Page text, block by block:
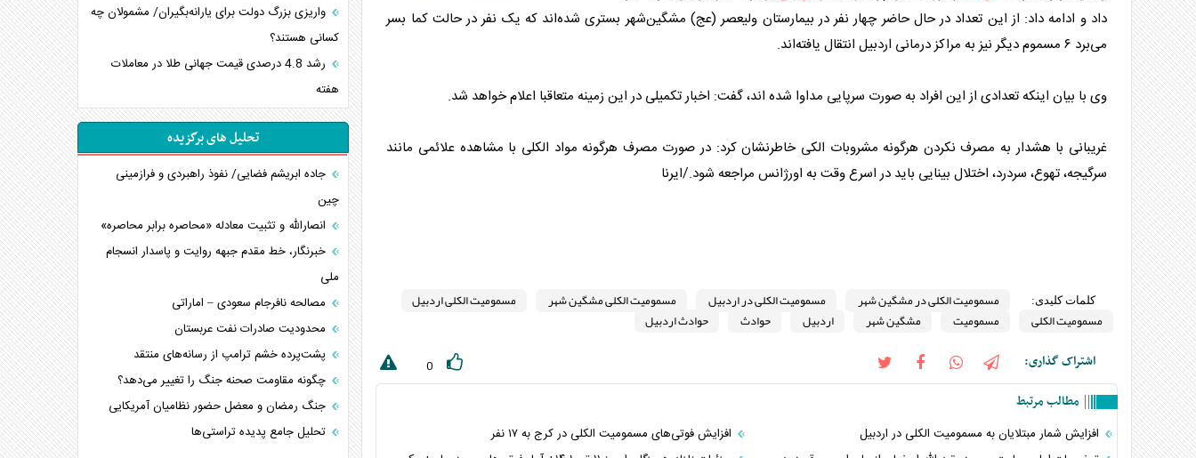
داد و ادامه داد: از این تعداد در حال حاضر چهار نفر در بیمارستان ولیعصر (عج) مشگین‌شهر بستری شده‌اند که یک نفر در حالت کما بسر
می‌برد ۶ مسموم دیگر نیز به مراکز درمانی
اردبیل انتقال یافته‌اند.
وی با بیان اینکه تعدادی از این افراد به صورت سرپایی مداوا شده اند، گفت: اخبار تکمیلی در این زمینه متعاقبا اعلام خواهد شد.
غریبانی با هشدار به مصرف نکردن هرگونه مشروبات الکی خاطرنشان کرد: در صورت مصرف هرگونه مواد الکلی با مشاهده علائمی مانند
سرگیجه، تهوع، سردرد، اختلال بینایی باید در اسرع وقت به اورژانس مراجعه شود./ایرنا
کلمات کلیدی: مسمومیت الکلی در مشگین شهر مسمومیت الکلی در اردبیل مسمومیت الکلی مشگین شهر
مسمومیت الکلی اردبیل
مسمومیت الکلی
مسمومیت مشگین شهر اردبیل حوادث حوادث اردبیل
اشتراک گذاری: 0
مطالب مرتبط
افزایش شمار مبتلایان به مسمومیت الکلی در اردبیل
افزایش فوتی‌های مسمومیت الکلی در کرج به ۱۷ نفر
واریزی بزرگ دولت برای یارانه‌بگیران/ مشمولان چه
کسانی هستند؟
رشد 4.8 درصدی قیمت جهانی طلا در معاملات
هفته
تحلیل های برگزیده
جاده ابریشم فضایی/ نفوذ راهبردی و فرازمینی
چین
انصارالله و تثبیت معادله «محاصره برابر محاصره»
خبرنگار، خط مقدم جبهه روایت و پاسدار انسجام
ملی
مصالحه نافرجام سعودی – اماراتی
محدودیت صادرات نفت عربستان
پشت‌پرده خشم ترامپ از رسانه‌های منتقد
چگونه مقاومت صحنه جنگ را تغییر می‌دهد؟
جنگ رمضان و معضل حضور نظامیان آمریکایی
تحلیل جامع پدیده تراستی‌ها